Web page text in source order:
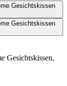
Gesichtskissen,